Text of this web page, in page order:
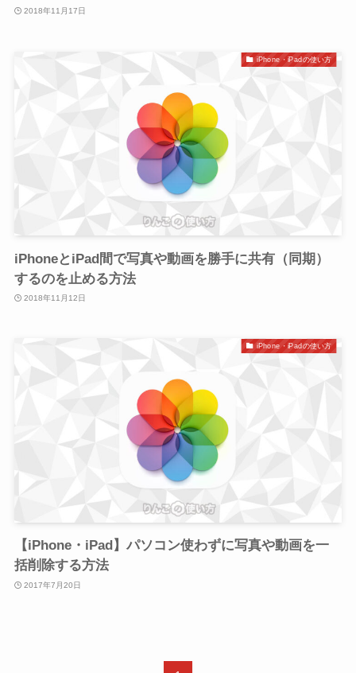
2018年11月17日
iPhone・iPadの使い方
iPhoneとiPad間で写真や動画を勝手に共有（同期）
するのを止める方法
2018年11月12日
iPhone・iPadの使い方
【iPhone・iPad】パソコン使わずに写真や動画を一
括削除する方法
2017年7月20日